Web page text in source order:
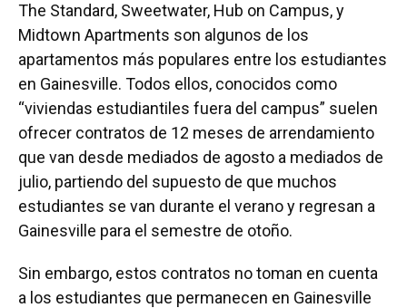
The Standard, Sweetwater, Hub on Campus, y
Midtown Apartments son algunos de los
apartamentos más populares entre los estudiantes
en Gainesville. Todos ellos, conocidos como
“viviendas estudiantiles fuera del campus” suelen
ofrecer contratos de 12 meses de arrendamiento
que van desde mediados de agosto a mediados de
julio, partiendo del supuesto de que muchos
estudiantes se van durante el verano y regresan a
Gainesville para el semestre de otoño.
Sin embargo, estos contratos no toman en cuenta
a los estudiantes que permanecen en Gainesville